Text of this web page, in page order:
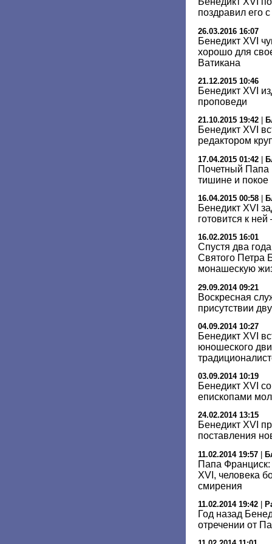
поздравил его
26.03.2016 16:07
Бенедикт XVI
хорошо для
Ватикана
21.12.2015 10:46
Бенедикт XVI
проповеди
21.10.2015 19:42
Бенедикт XVI
редактором
17.04.2015 01:42 |
Почетный Папа
тишине и покое
16.04.2015 00:58
Бенедикт XVI
готовится к
16.02.2015 16:01
Спустя два
Святого Петра
монашескую
29.09.2014 09:21
Воскресная
присутствии
04.09.2014 10:27
Бенедикт XVI
юношеского
03.09.2014 10:19
Бенедикт XVI
епископами
24.02.2014 13:15
Бенедикт XVI
поставления
11.02.2014 19:57
Папа
XVI, человека
смирения
11.02.2014 19:42
Год назад
отречении от